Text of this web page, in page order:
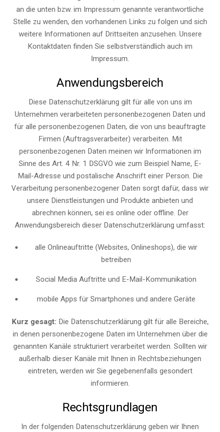
an die unten bzw. im Impressum genannte verantwortliche
Stelle zu wenden, den vorhandenen Links zu folgen und sich
weitere Informationen auf Drittseiten anzusehen. Unsere
Kontaktdaten finden Sie selbstverständlich auch im
Impressum.
Anwendungsbereich
Diese Datenschutzerklärung gilt für alle von uns im
Unternehmen verarbeiteten personenbezogenen Daten und
für alle personenbezogenen Daten, die von uns beauftragte
Firmen (Auftragsverarbeiter) verarbeiten. Mit
personenbezogenen Daten meinen wir Informationen im
Sinne des Art. 4 Nr. 1 DSGVO wie zum Beispiel Name, E-
Mail-Adresse und postalische Anschrift einer Person. Die
Verarbeitung personenbezogener Daten sorgt dafür, dass wir
unsere Dienstleistungen und Produkte anbieten und
abrechnen können, sei es online oder offline. Der
Anwendungsbereich dieser Datenschutzerklärung umfasst:
alle Onlineauftritte (Websites, Onlineshops), die wir
betreiben
Social Media Auftritte und E-Mail-Kommunikation
mobile Apps für Smartphones und andere Geräte
Kurz gesagt: Die Datenschutzerklärung gilt für alle Bereiche,
in denen personenbezogene Daten im Unternehmen über die
genannten Kanäle strukturiert verarbeitet werden. Sollten wir
außerhalb dieser Kanäle mit Ihnen in Rechtsbeziehungen
eintreten, werden wir Sie gegebenenfalls gesondert
informieren.
Rechtsgrundlagen
In der folgenden Datenschutzerklärung geben wir Ihnen